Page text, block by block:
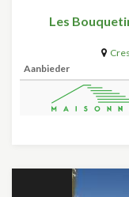
Les
Aanbieder